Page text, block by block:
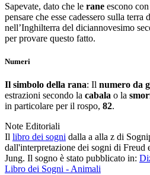
Sapevate, dato che le rane escono
pensare che esse cadessero sulla
nell’Inghilterra del diciannovesimo
per provare questo fatto.
Numeri
Il simbolo della rana: Il numero da
estrazioni secondo la cabala o la
in particolare per il rospo, 82.
Note Editoriali
Il libro dei sogni dalla a alla z di
dall'interpretazione dei sogni di Freud
Jung. Il sogno è stato pubblicato in:
Libro dei Sogni - Animali